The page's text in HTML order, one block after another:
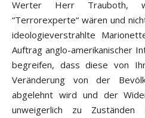
Werter Herr Trauboth,
“Terrorexperte“ wären und
ideologieverstrahlte
Auftrag anglo-amerikanischer
begreifen, dass diese von
Veränderung von der
abgelehnt wird und der
unweigerlich zu